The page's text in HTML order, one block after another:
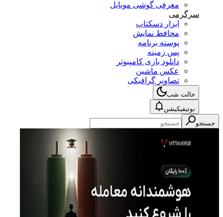
معرفی گوشی موبایل
سرگرمی
ابزار دسکتاپ
محافظ نمایش
پوسته برنامه
پس زمینه
دانلود بازی کامپیوتر
عکس ماشین
تصاویر گرافیکی
حالت شب
نوتیفیکیشن
جستجو